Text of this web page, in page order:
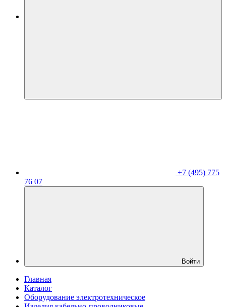
+7 (495) 775
76 07
Войти
Главная
Каталог
Оборудование электротехническое